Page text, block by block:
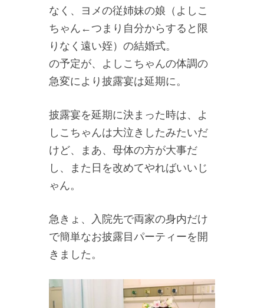
なく、ヨメの従姉妹の娘（よしこ
ちゃん←つまり自分からすると限
りなく遠い姪）の結婚式。
の予定が、よしこちゃんの体調の
急変により披露宴は延期に。
披露宴を延期に決まった時は、よ
しこちゃんは大泣きしたみたいだ
けど、まあ、母体の方が大事だ
し、また日を改めてやればいいじ
ゃん。
急きょ、入院先で両家の身内だけ
で簡単なお披露目パーティーを開
きました。